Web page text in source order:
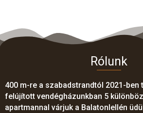
Rólunk
400 m-re a szabadstrandtól 2021-ben
felújított vendégházunkban 5
apartmannal várjuk a Balatonlellén